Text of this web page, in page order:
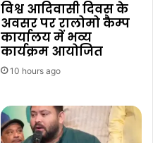
विश्व आदिवासी दिवस के
अवसर पर रालोमो कैम्प
कार्यालय में भव्य
कार्यक्रम आयोजित
10 hours ago